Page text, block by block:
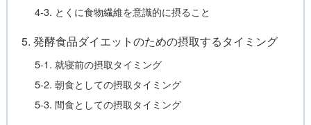
4-3. とくに食物繊維を意識的に摂ること
5. 発酵食品ダイエットのための摂取するタイミング
5-1. 就寝前の摂取タイミング
5-2. 朝食としての摂取タイミング
5-3. 間食としての摂取タイミング